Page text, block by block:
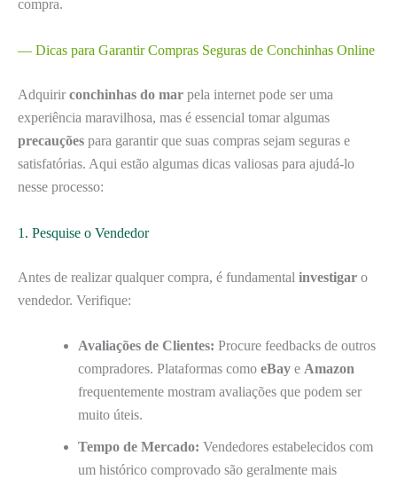
compra.
— Dicas para Garantir Compras Seguras de Conchinhas Online
Adquirir conchinhas do mar pela internet pode ser uma
experiência maravilhosa, mas é essencial tomar algumas
precauções para garantir que suas compras sejam seguras e
satisfatórias. Aqui estão algumas dicas valiosas para ajudá-lo
nesse processo:
1. Pesquise o Vendedor
Antes de realizar qualquer compra, é fundamental investigar o
vendedor. Verifique:
Avaliações de Clientes: Procure feedbacks de outros
compradores. Plataformas como eBay e Amazon
frequentemente mostram avaliações que podem ser
muito úteis.
Tempo de Mercado: Vendedores estabelecidos com
um histórico comprovado são geralmente mais